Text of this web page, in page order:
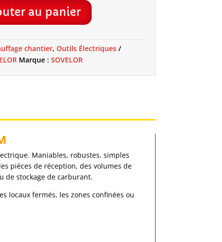
au panier
chantier,Outils Électriques
Marque :SOVELOR
Maniables, robustes, simples
pièces de réception, des volumes de
de stockage de carburant.
locaux fermés, les zones confinées ou